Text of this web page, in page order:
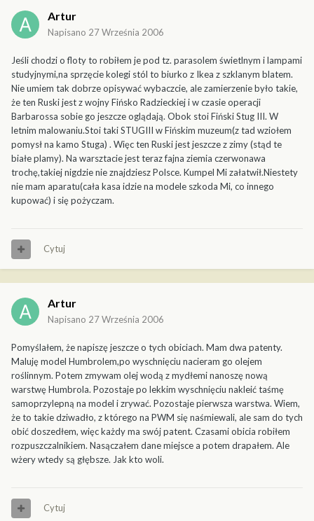
Artur
Napisano 27 Września 2006
Jeśli chodzi o floty to robiłem je pod tz. parasolem świetlnym i lampami
studyjnymi,na sprzęcie kolegi stól to biurko z Ikea z szklanym blatem.
Nie umiem tak dobrze opisywać wybaczcie, ale zamierzenie było takie,
że ten Ruski jest z wojny Fińsko Radzieckiej i w czasie operacji
Barbarossa sobie go jeszcze oglądają. Obok stoi Fiński Stug III. W
letnim malowaniu.Stoi taki STUGIII w Fińskim muzeum(z tad wziołem
pomysł na kamo Stuga) . Więc ten Ruski jest jeszcze z zimy (stąd te
białe plamy). Na warsztacie jest teraz fajna ziemia czerwonawa
trochę,takiej nigdzie nie znajdziesz Polsce. Kumpel Mi załatwił.Niestety
nie mam aparatu(cała kasa idzie na modele szkoda Mi, co innego
kupować) i się pożyczam.
Cytuj
Artur
Napisano 27 Września 2006
Pomyślałem, że napiszę jeszcze o tych obiciach. Mam dwa patenty.
Maluję model Humbrolem,po wyschnięciu nacieram go olejem
roślinnym. Potem zmywam olej wodą z mydłemi nanoszę nową
warstwę Humbrola. Pozostaje po lekkim wyschnięciu nakleić taśmę
samoprzylepną na model i zrywać. Pozostaje pierwsza warstwa. Wiem,
że to takie dziwadło, z którego na PWM się naśmiewali, ale sam do tych
obić doszedłem, więc każdy ma swój patent. Czasami obicia robiłem
rozpuszczalnikiem. Nasączałem dane miejsce a potem drapałem. Ale
wżery wtedy są głębsze. Jak kto woli.
Cytuj